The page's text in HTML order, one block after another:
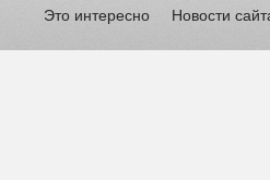
Это интересно Новости